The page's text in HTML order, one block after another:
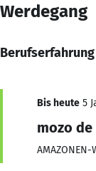
Werdegang
Bis heute 5
mozo
AMAZONEN-